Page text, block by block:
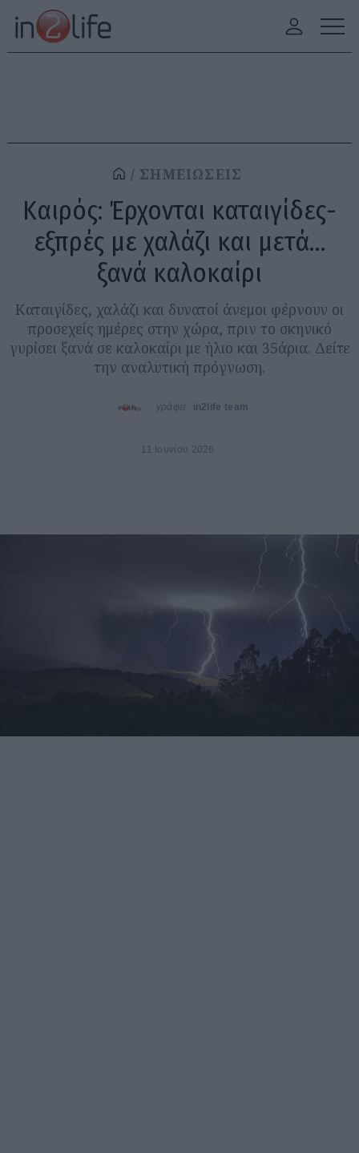
ΣΗΜΕΙΩΣΕΙΣ
Καιρός: Έρχονται καταιγίδες-
εξπρές με χαλάζι και μετά…
ξανά καλοκαίρι
Καταιγίδες, χαλάζι και δυνατοί άνεμοι φέρνουν οι
προσεχείς ημέρες στην χώρα, πριν το σκηνικό
γυρίσει ξανά σε καλοκαίρι με ήλιο και 35άρια. Δείτε
την αναλυτική πρόγνωση.
γράφει: in2life team
11 Ιουνίου 2026